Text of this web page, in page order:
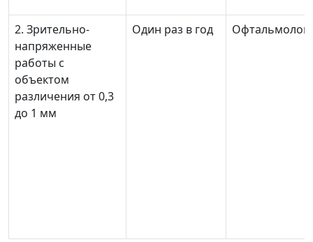
2. Зрительно-
напряженные
работы с
объектом
различения от 0,3
до 1 мм
Один раз в год Офтальмолог